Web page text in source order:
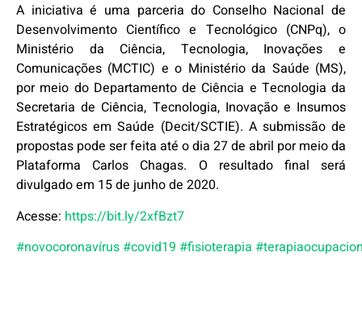
A iniciativa é uma parceria do Conselho Nacional de
Desenvolvimento Científico e Tecnológico (CNPq), o
Ministério da Ciência, Tecnologia, Inovações e
Comunicações (MCTIC) e o Ministério da Saúde (MS),
por meio do Departamento de Ciência e Tecnologia da
Secretaria de Ciência, Tecnologia, Inovação e Insumos
Estratégicos em Saúde (Decit/SCTIE). A submissão de
propostas pode ser feita até o dia 27 de abril por meio da
Plataforma Carlos Chagas. O resultado final será
divulgado em 15 de junho de 2020.
Acesse: https://bit.ly/2xfBzt7
#novocoronavírus #covid19 #fisioterapia